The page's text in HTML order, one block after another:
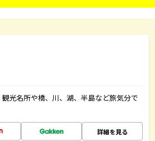
光名所や橋、川、湖、半島など旅気分で
詳細を見る